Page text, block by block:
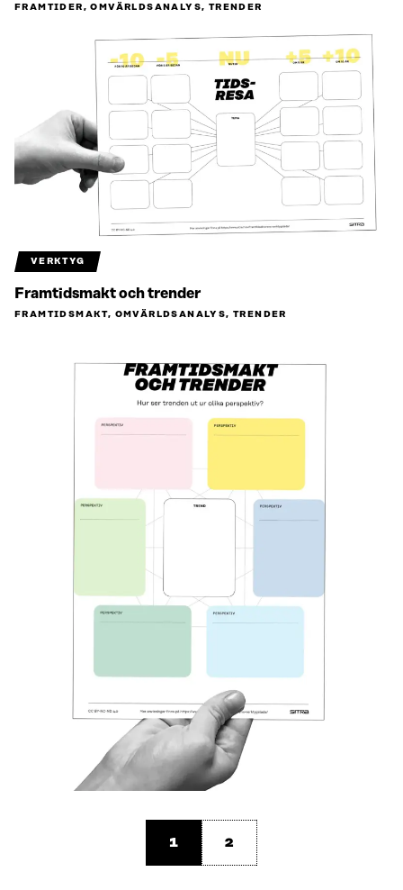
FRAMTIDER, OMVÄRLDSANALYS, TRENDER
VERKTYG
Framtidsmakt och trender
FRAMTIDSMAKT, OMVÄRLDSANALYS, TRENDER
1 2